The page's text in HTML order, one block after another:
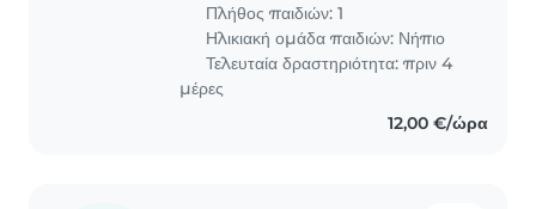
Πλήθος παιδιών: 1
Ηλικιακή ομάδα παιδιών: Νήπιο
Τελευταία δραστηριότητα: πριν 4
μέρες
12,00 €/ώρα